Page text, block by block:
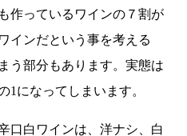
作っているワインの７割が
インだという事を考える
う部分もあります。実態は
1になってしまいます。
口白ワインは、洋ナシ、白